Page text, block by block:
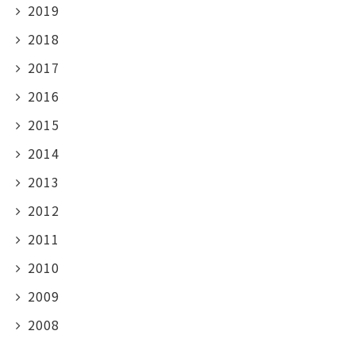
2019
2018
2017
2016
2015
2014
2013
2012
2011
2010
2009
2008